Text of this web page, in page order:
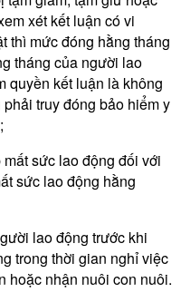
xét kết luận có vi
thì mức đóng hằng tháng
tháng của người lao
quyền kết luận là không
truy đóng bảo hiểm y
sức lao động đối với
sức lao động hằng
lao động trước khi
trong thời gian nghỉ việc
hoặc nhận nuôi con nuôi.